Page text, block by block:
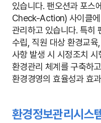
있습니다. 팬오션과 포
Check-Action) 사이클에
관리하고 있습니다. 특히
수립, 직원 대상 환경교
사항 발생 시 시정조치
환경관리 체계를 구축하
환경경영의 효율성과 효
환경정보관리시스